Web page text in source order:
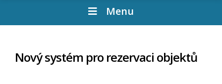
Menu
Nový systém pro rezervaci objektů